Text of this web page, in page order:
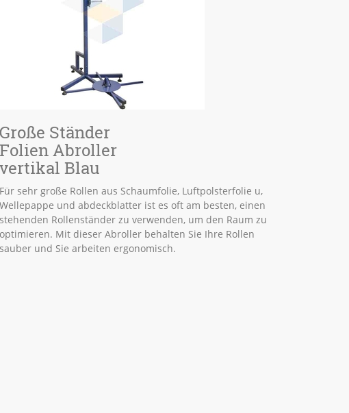
Große Ständer
Folien Abroller
vertikal Blau
Für sehr große Rollen aus Schaumfolie, Luftpolsterfolie u,
Wellepappe und abdeckblatter ist es oft am besten, einen
stehenden Rollenständer zu verwenden, um den Raum zu
optimieren. Mit dieser Abroller behalten Sie Ihre Rollen
sauber und Sie arbeiten ergonomisch.